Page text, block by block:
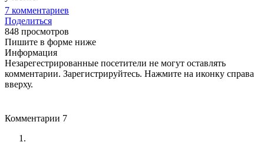
7 комментариев
Поделиться
848 просмотров
Пишите в форме ниже
Информация
Незарегестрированные посетители не могут оставлять
комментарии. Зарегистрируйтесь. Нажмите на иконку справа
вверху.
Комментарии 7